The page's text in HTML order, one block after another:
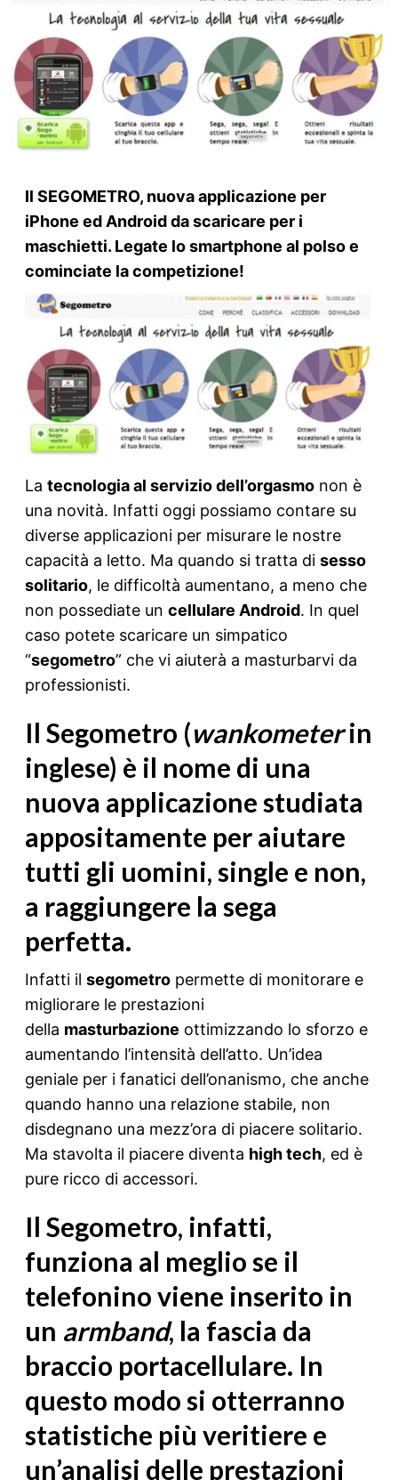
Il SEGOMETRO, nuova applicazione per
iPhone ed Android da scaricare per i
maschietti. Legate lo smartphone al polso e
cominciate la competizione!
La tecnologia al servizio dell’orgasmonon è
una novità. Infatti oggi possiamo contare su
diverse applicazioni per misurare le nostre
capacità a letto. Ma quando si tratta di sesso
solitario, le difficoltà aumentano, a meno che
non possediate un cellulare Android. In quel
caso potete scaricare un simpatico
“segometro” che vi aiuterà a masturbarvi da
professionisti.
Il Segometro (wankometerin
inglese) è il nome di una
nuova applicazionestudiata
appositamente per aiutare
tutti gli uomini, single e non,
a raggiungere la sega
perfetta.
Infatti il segometropermette di monitorare e
migliorare le prestazioni
della masturbazione ottimizzando lo sforzo e
aumentando l’intensità dell’atto. Un’idea
geniale per i fanatici dell’onanismo, che anche
quando hanno una relazione stabile, non
disdegnano una mezz’ora di piacere solitario.
Ma stavolta il piacere diventa high tech, ed è
pure ricco di accessori.
Il Segometro, infatti,
funziona al meglio se il
telefonino viene inserito in
un armband, la fascia da
braccio portacellulare. In
questo modo si otterranno
statistiche più veritiere e
un’analisi delle prestazioni